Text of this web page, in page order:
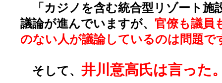
「カジノを含む統合型リゾート施
議論が進んでいますが、 官僚も議員
のない人が議論しているのは問題で
そして、 井川意高氏は言った